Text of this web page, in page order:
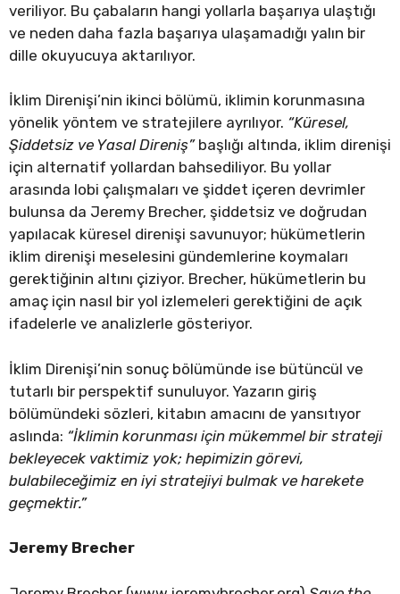
veriliyor. Bu çabaların hangi yollarla başarıya ulaştığı
ve neden daha fazla başarıya ulaşamadığı yalın bir
dille okuyucuya aktarılıyor.
İklim Direnişi’nin ikinci bölümü, iklimin korunmasına
yönelik yöntem ve stratejilere ayrılıyor. “Küresel,
Şiddetsiz ve Yasal Direniş”başlığı altında, iklim direnişi
için alternatif yollardan bahsediliyor. Bu yollar
arasında lobi çalışmaları ve şiddet içeren devrimler
bulunsa da Jeremy Brecher, şiddetsiz ve doğrudan
yapılacak küresel direnişi savunuyor; hükümetlerin
iklim direnişi meselesini gündemlerine koymaları
gerektiğinin altını çiziyor. Brecher, hükümetlerin bu
amaç için nasıl bir yol izlemeleri gerektiğini de açık
ifadelerle ve analizlerle gösteriyor.
İklim Direnişi’nin sonuç bölümünde ise bütüncül ve
tutarlı bir perspektif sunuluyor. Yazarın giriş
bölümündeki sözleri, kitabın amacını de yansıtıyor
aslında: “İklimin korunması için mükemmel bir strateji
bekleyecek vaktimiz yok; hepimizin görevi,
bulabileceğimiz en iyi stratejiyi bulmak ve harekete
geçmektir.”
Jeremy Brecher